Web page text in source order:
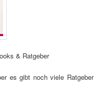
& Ratgeber
es gibt noch viele Ratgeber